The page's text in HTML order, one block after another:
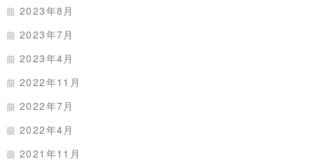
2023年8月
2023年7月
2023年4月
2022年11月
2022年7月
2022年4月
2021年11月